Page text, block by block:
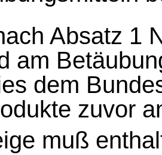
Absatz 1
am
dem
zuvor
muß